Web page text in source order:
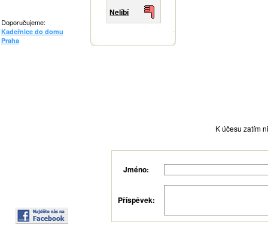
Doporučujeme:
Kadeřnice do domu
Praha
Nelíbí
K účesu zatím
Jméno:
Příspěvek: